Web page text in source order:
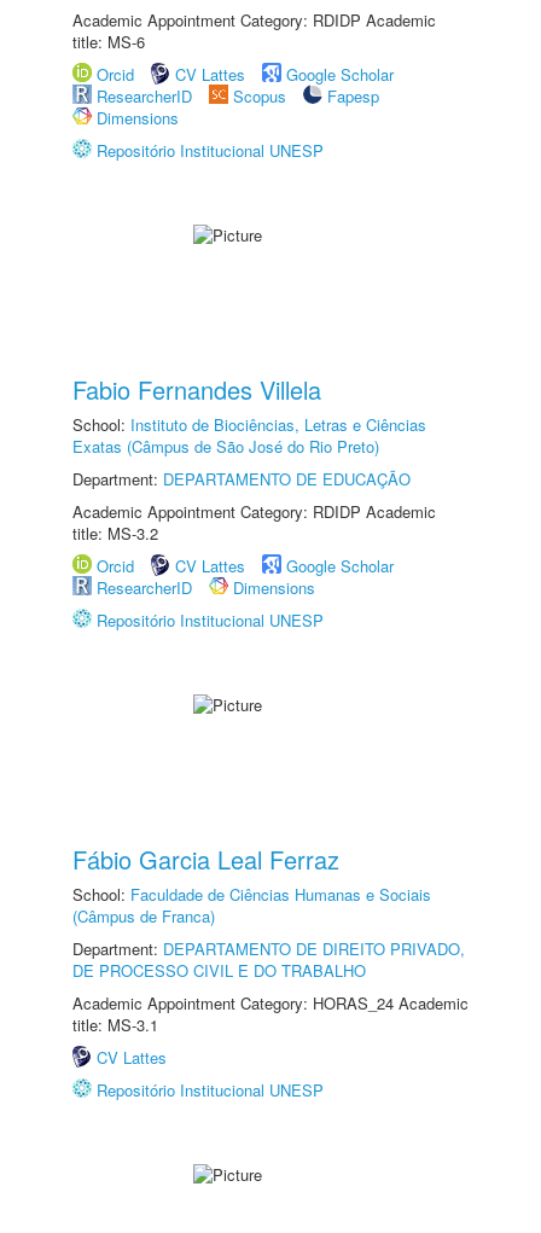
Academic Appointment Category: RDIDP Academic
title: MS-6
Orcid
CV Lattes
Google Scholar
ResearcherID
Scopus
Fapesp
Dimensions
Repositório Institucional UNESP
Fabio Fernandes Villela
School: Instituto de Biociências, Letras e Ciências
Exatas (Câmpus de São José do Rio Preto)
Department: DEPARTAMENTO DE EDUCAÇÃO
Academic Appointment Category: RDIDP Academic
title: MS-3.2
Orcid
CV Lattes
Google Scholar
ResearcherID
Dimensions
Repositório Institucional UNESP
Fábio Garcia Leal Ferraz
School: Faculdade de Ciências Humanas e Sociais
(Câmpus de Franca)
Department: DEPARTAMENTO DE DIREITO PRIVADO,
DE PROCESSO CIVIL E DO TRABALHO
Academic Appointment Category: HORAS_24 Academic
title: MS-3.1
CV Lattes
Repositório Institucional UNESP